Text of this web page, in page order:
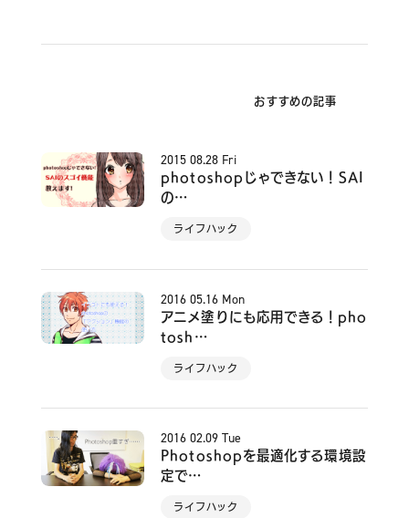
おすすめの記事
2015 08.28 Fri
photoshopじゃできない！SAI
の…
ライフハック
2016 05.16 Mon
アニメ塗りにも応用できる！pho
tosh…
ライフハック
2016 02.09 Tue
Photoshopを最適化する環境設
定で…
ライフハック